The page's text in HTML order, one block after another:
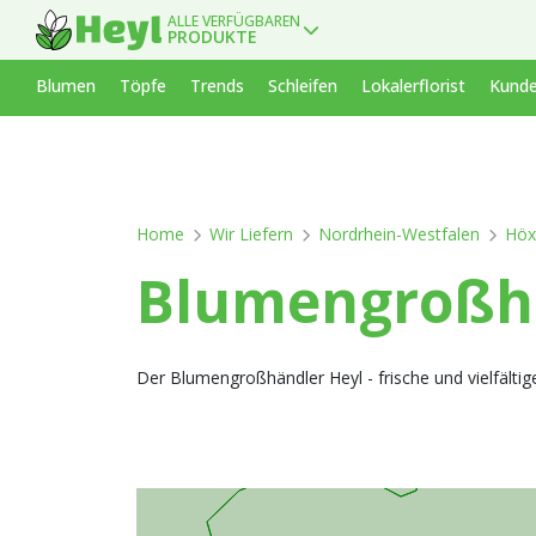
ALLE VERFÜGBAREN
PRODUKTE
Blumen Töpfe Trends Schleifen Lokalerflorist
Home Wir Liefern Nordrhein-Westfalen
Der Blumengroßhändler Heyl - frische und